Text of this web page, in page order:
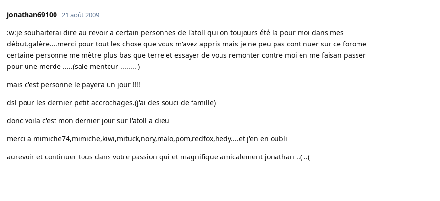
jonathan69100 21 août 2009
:w:je souhaiterai dire au revoir a certain personnes de l'atoll qui on toujours été la pour moi dans mes
début,galère....merci pour tout les chose que vous m'avez appris mais je ne peu pas continuer sur ce forome
certaine personne me mètre plus bas que terre et essayer de vous remonter contre moi en me faisan passer
pour une merde .....(sale menteur .........)
mais c'est personne le payera un jour !!!!
dsl pour les dernier petit accrochages.(j'ai des souci de famille)
donc voila c'est mon dernier jour sur l'atoll a dieu
merci a mimiche74,mimiche,kiwi,mituck,nory,malo,pom,redfox,hedy....et j'en en oubli
aurevoir et continuer tous dans votre passion qui et magnifique amicalement jonathan ::( ::(